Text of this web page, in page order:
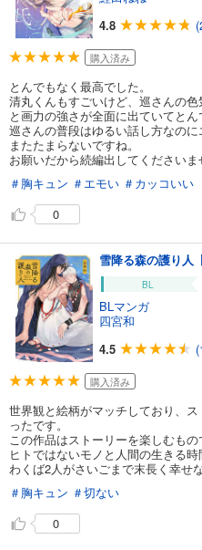
4.8
購入済み
とんでもなく最高でした。
清丸くんもすごいけど、巡さんの
と画力の強さが全面に出ていてとん
巡さんの普段はゆるい話し方なの
またたまらないですね。
お願いだから続編出してくださいま
＃胸キュン ＃エモい ＃カッコいい
0
雪降る森の護り人
BL
BLマンガ
四宮和
4.5
購入済み
世界観と絵柄がマッチしており、
ったです。
この作品はストーリーを楽しむもの
ヒトではないモノと人間の生きる
わくば2人がさいごまで末長く幸せ
＃胸キュン ＃切ない
0